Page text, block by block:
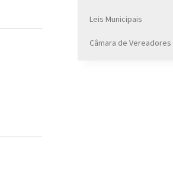
Leis Municipais
Câmara de Vereadores